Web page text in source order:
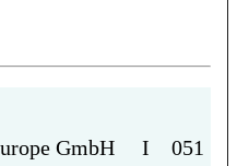
GmbH I 051